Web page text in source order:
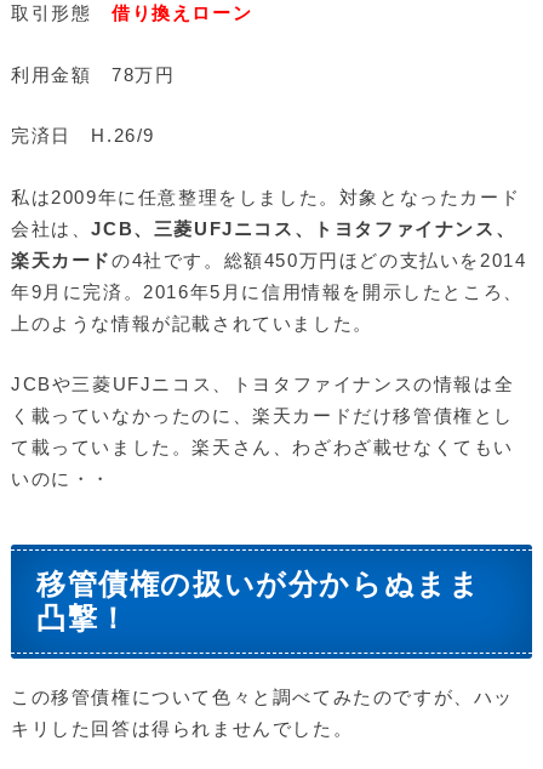
取引形態 借り換えローン
利用金額 78万円
完済日 H.26/9
私は2009年に任意整理をしました。対象となったカード
会社は、JCB、三菱UFJニコス、トヨタファイナンス、
楽天カードの4社です。総額450万円ほどの支払いを2014
年9月に完済。2016年5月に信用情報を開示したところ、
上のような情報が記載されていました。
JCBや三菱UFJニコス、トヨタファイナンスの情報は全
く載っていなかったのに、楽天カードだけ移管債権とし
て載っていました。楽天さん、わざわざ載せなくてもい
いのに・・
移管債権の扱いが分からぬまま
凸撃！
この移管債権について色々と調べてみたのですが、ハッ
キリした回答は得られませんでした。